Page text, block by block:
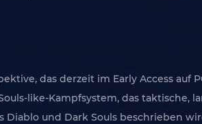
das derzeit im Early Access auf
like-Kampfsystem, das taktische,
Diablo und Dark Souls beschrieben